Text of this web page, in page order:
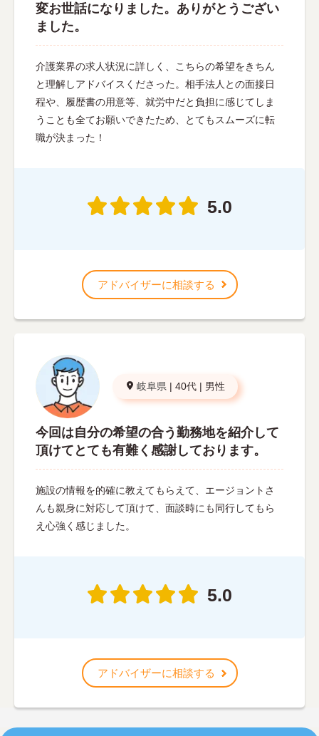
変お世話になりました。ありがとうござい
ました。
介護業界の求人状況に詳しく、こちらの希望をきちん
と理解しアドバイスくださった。相手法人との面接日
程や、履歴書の用意等、就労中だと負担に感じてしま
うことも全てお願いできたため、とてもスムーズに転
職が決まった！
5.0
アドバイザーに相談する
岐阜県 | 40代 | 男性
今回は自分の希望の合う勤務地を紹介して
頂けてとても有難く感謝しております。
施設の情報を的確に教えてもらえて、エージョントさ
んも親身に対応して頂けて、面談時にも同行してもら
え心強く感じました。
5.0
アドバイザーに相談する